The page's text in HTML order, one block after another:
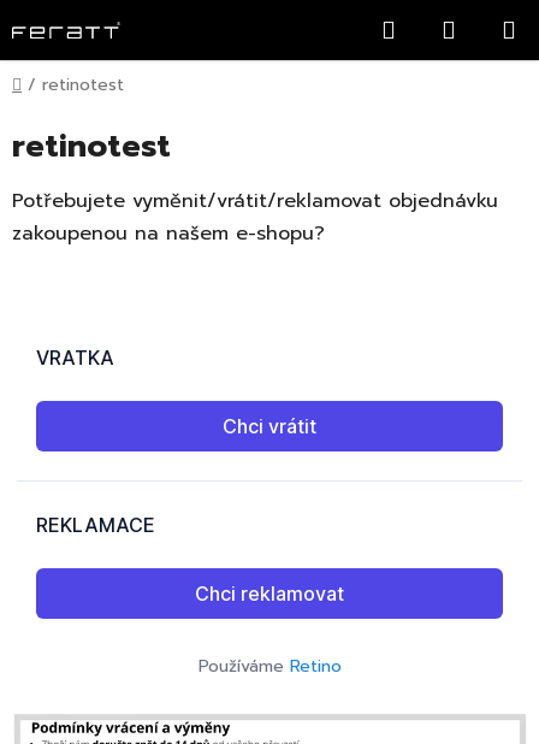
na
obsah
Hledat
KOŠÍK
Domů
/ retinotest
retinotest
Potřebujete vyměnit/vrátit/reklamovat objednávku
zakoupenou na našem e-shopu?
Používáme Retino